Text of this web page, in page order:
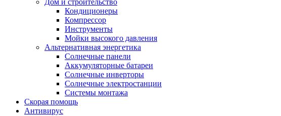
Дом и строительство
Кондиционеры
Компрессор
Инструменты
Мойки высокого давления
Альтернативная энергетика
Солнечные панели
Аккумуляторные батареи
Солнечные инверторы
Солнечные электростанции
Системы монтажа
Скорая помощь
Антивирус